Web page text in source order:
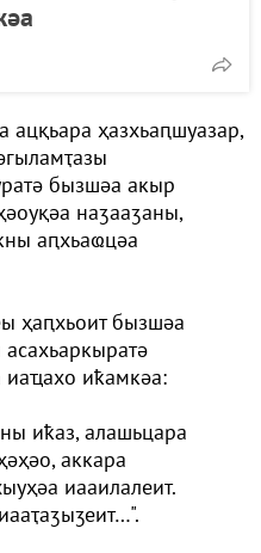
ҳазхьаԥшуазар,
бызшәа акыр
наӡааӡаны,
аԥхьаҩцәа
ҳаԥхьоит бызшәа
асахьаркыратә
иаҵахо иҟамкәа:
иҟаз, алашьцара
аккара
иааилалеит.